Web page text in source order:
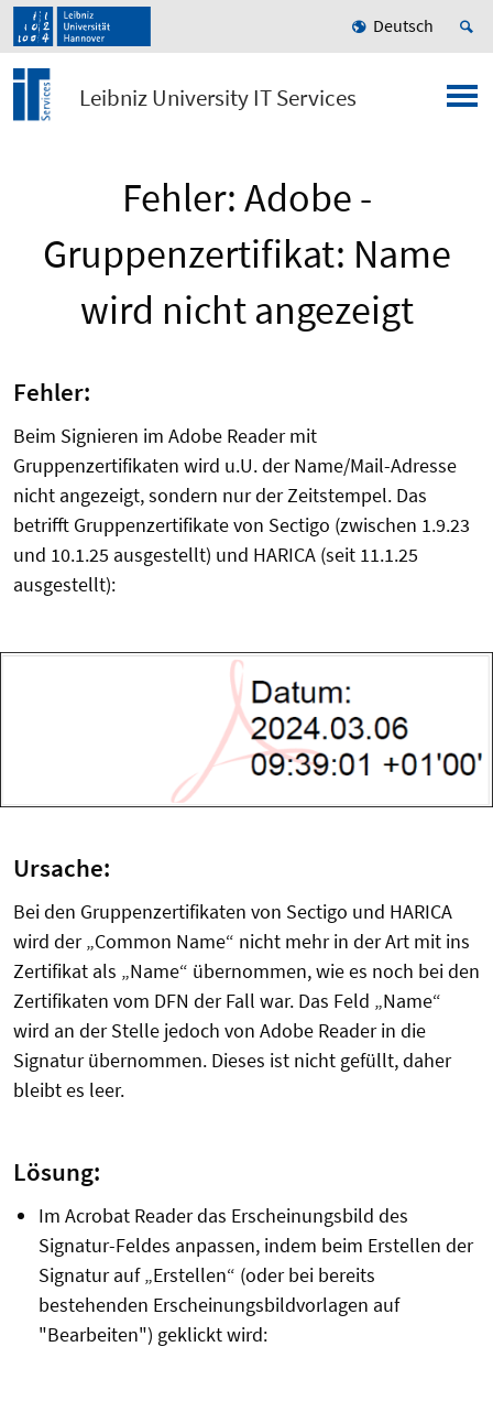
Deutsch
Leibniz University IT Services
Fehler: Adobe -
Gruppenzertifikat: Name
wird nicht angezeigt
Fehler:
Beim Signieren im Adobe Reader mit
Gruppenzertifikaten wird u.U. der Name/Mail-Adresse
nicht angezeigt, sondern nur der Zeitstempel. Das
betrifft Gruppenzertifikate von Sectigo (zwischen 1.9.23
und 10.1.25 ausgestellt) und HARICA (seit 11.1.25
ausgestellt):
Ursache:
Bei den Gruppenzertifikaten von Sectigo und HARICA
wird der „Common Name“ nicht mehr in der Art mit ins
Zertifikat als „Name“ übernommen, wie es noch bei den
Zertifikaten vom DFN der Fall war. Das Feld „Name“
wird an der Stelle jedoch von Adobe Reader in die
Signatur übernommen. Dieses ist nicht gefüllt, daher
bleibt es leer.
Lösung:
Im Acrobat Reader das Erscheinungsbild des
Signatur-Feldes anpassen, indem beim Erstellen der
Signatur auf „Erstellen“ (oder bei bereits
bestehenden Erscheinungsbildvorlagen auf
"Bearbeiten") geklickt wird: